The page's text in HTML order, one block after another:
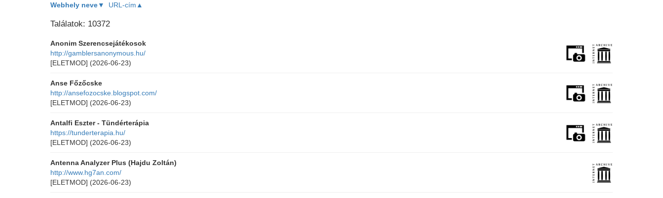
Webhely neve▼ URL-cím▲
Találatok: 10372
Anonim Szerencsejátékosok
http://gamblersanonymous.hu/
[ELETMOD] (2026-06-23)
Anse Főzőcske
http://ansefozocske.blogspot.com/
[ELETMOD] (2026-06-23)
Antalfi Eszter - Tündérterápia
https://tunderterapia.hu/
[ELETMOD] (2026-06-23)
Antenna Analyzer Plus (Hajdu Zoltán)
http://www.hg7an.com/
[ELETMOD] (2026-06-23)